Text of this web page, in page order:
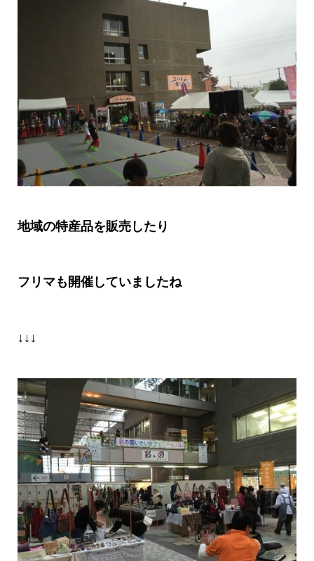
地域の特産品を販売したり
フリマも開催していましたね
↓↓↓